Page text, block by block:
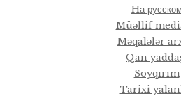
Hа русском
Müəllif
Məqalələr
Qan
Soyqırım
Tarixi